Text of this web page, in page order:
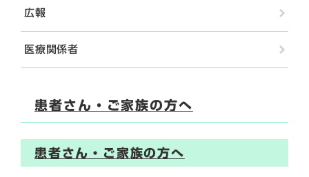
広報
医療関係者
患者さん・ご家族の方へ
患者さん・ご家族の方へ